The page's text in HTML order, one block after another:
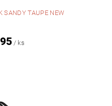
SANDY TAUPE NEW
/ ks